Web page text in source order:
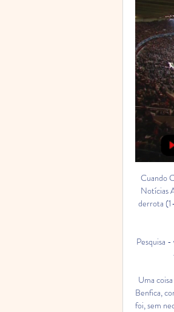
Cuando
Notícias
derrota
Pesquisa
Uma
Benfica,
foi, sem